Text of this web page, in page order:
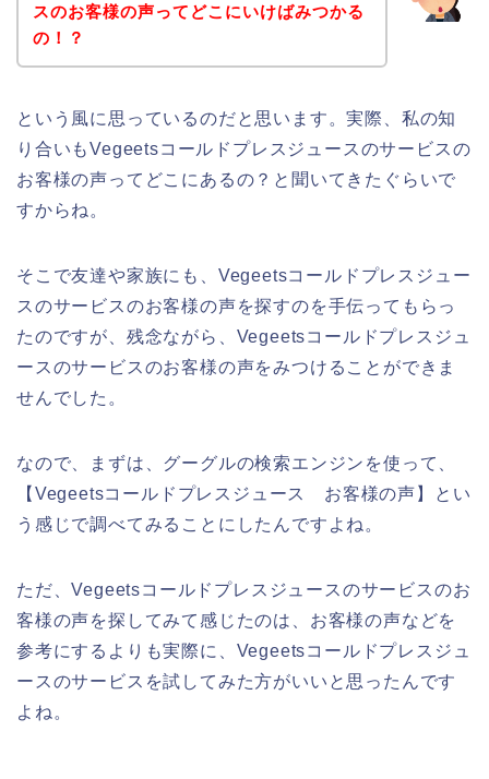
スのお客様の声ってどこにいけばみつかる
の！？
という風に思っているのだと思います。実際、私の知
り合いもVegeetsコールドプレスジュースのサービスの
お客様の声ってどこにあるの？と聞いてきたぐらいで
すからね。
そこで友達や家族にも、Vegeetsコールドプレスジュー
スのサービスのお客様の声を探すのを手伝ってもらっ
たのですが、残念ながら、Vegeetsコールドプレスジュ
ースのサービスのお客様の声をみつけることができま
せんでした。
なので、まずは、グーグルの検索エンジンを使って、
【Vegeetsコールドプレスジュース お客様の声】とい
う感じで調べてみることにしたんですよね。
ただ、Vegeetsコールドプレスジュースのサービスのお
客様の声を探してみて感じたのは、お客様の声などを
参考にするよりも実際に、Vegeetsコールドプレスジュ
ースのサービスを試してみた方がいいと思ったんです
よね。